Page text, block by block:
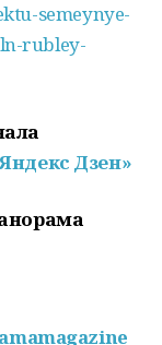
semeynye-
rubley-
Дзен»